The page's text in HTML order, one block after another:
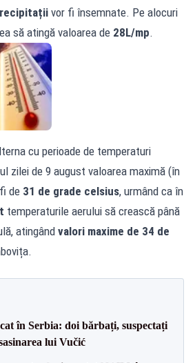
vor fi însemnate. Pe alocuri
să atingă valoarea de 28L/mp.
cu perioade de temperaturi
zilei de 9 august valoarea maximă (în
de 31 de grade celsius, urmând ca în
temperaturile aerului să crească până
atingând valori maxime de 34 de
în Serbia: doi bărbați, suspectați
lui Vučić